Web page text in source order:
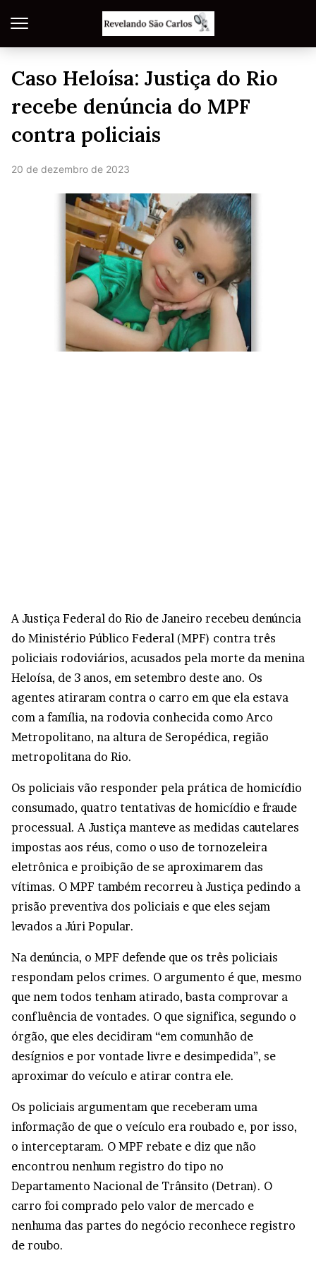
Caso Heloísa: Justiça do Rio
recebe denúncia do MPF
contra policiais
20 de dezembro de 2023
A Justiça Federal do Rio de Janeiro recebeu denúncia
do Ministério Público Federal (MPF) contra três
policiais rodoviários, acusados pela morte da menina
Heloísa, de 3 anos, em setembro deste ano. Os
agentes atiraram contra o carro em que ela estava
com a família, na rodovia conhecida como Arco
Metropolitano, na altura de Seropédica, região
metropolitana do Rio.
Os policiais vão responder pela prática de homicídio
consumado, quatro tentativas de homicídio e fraude
processual. A Justiça manteve as medidas cautelares
impostas aos réus, como o uso de tornozeleira
eletrônica e proibição de se aproximarem das
vítimas. O MPF também recorreu à Justiça pedindo a
prisão preventiva dos policiais e que eles sejam
levados a Júri Popular.
Na denúncia, o MPF defende que os três policiais
respondam pelos crimes. O argumento é que, mesmo
que nem todos tenham atirado, basta comprovar a
confluência de vontades. O que significa, segundo o
órgão, que eles decidiram “em comunhão de
desígnios e por vontade livre e desimpedida”, se
aproximar do veículo e atirar contra ele.
Os policiais argumentam que receberam uma
informação de que o veículo era roubado e, por isso,
o interceptaram. O MPF rebate e diz que não
encontrou nenhum registro do tipo no
Departamento Nacional de Trânsito (Detran). O
carro foi comprado pelo valor de mercado e
nenhuma das partes do negócio reconhece registro
de roubo.